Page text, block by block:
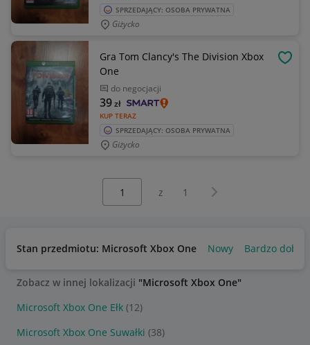
SPRZEDAJĄCY: OSOBA PRYWATNA
Giżycko
Gra Tom Clancy's The Division Xbox
One
do negocjacji
KUP TERAZ
39zł
SPRZEDAJĄCY: OSOBA PRYWATNA
Giżycko
z 1 Następna strona
Stan przedmiotu: Microsoft Xbox One Nowy Bardzo dobry
Zobacz w innej lokalizacji "Microsoft Xbox One"
Microsoft Xbox One Ełk (12)
Microsoft Xbox One Suwałki (38)